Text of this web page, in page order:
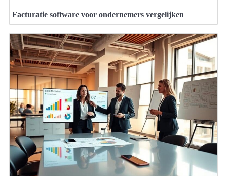
Facturatie software voor ondernemers vergelijken